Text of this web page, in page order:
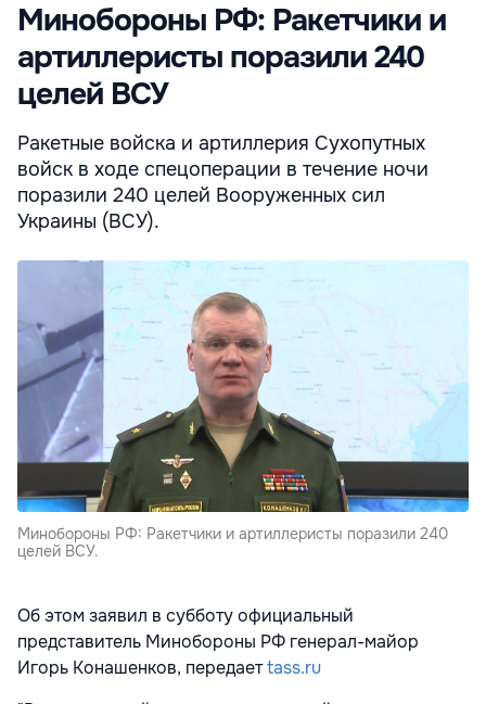
Минобороны РФ: Ракетчики и
артиллеристы поразили 240
целей ВСУ
Ракетные войска и артиллерия Сухопутных
войск в ходе спецоперации в течение ночи
поразили 240 целей Вооруженных сил
Украины (ВСУ).
Минобороны РФ: Ракетчики и артиллеристы поразили 240
целей ВСУ.
Об этом заявил в субботу официальный
представитель Минобороны РФ генерал-майор
Игорь Конашенков, передаетtass.ru